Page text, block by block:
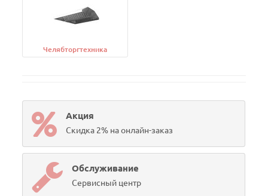
Челябторгтехника
Акция
Скидка 2% на онлайн-заказ
Обслуживание
Сервисный центр